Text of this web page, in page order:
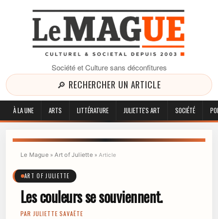
Société et Culture sans déconfitures
🔎 RECHERCHER UN ARTICLE
À LA UNE ARTS LITTÉRATURE JULIETTE'S ART SOCIÉTÉ
Le Mague»Art of Juliette »Article
ART OF JULIETTE
Les couleurs se souviennent.
PAR JULIETTE SAVAËTE